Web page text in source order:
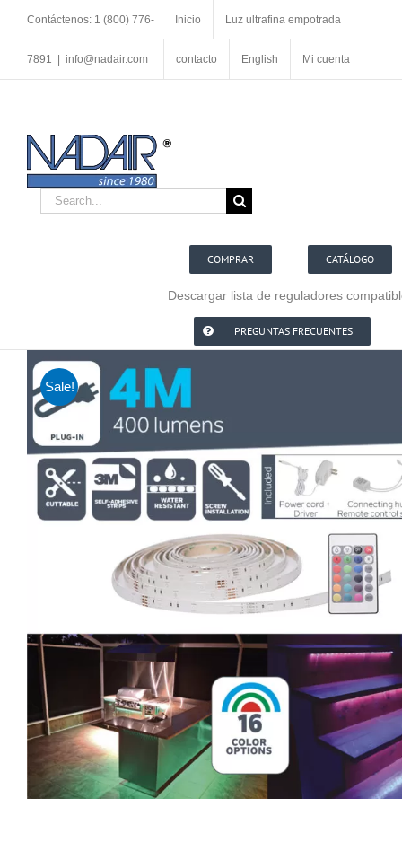
Contáctenos: 1 (800) 776-
7891 info@nadair.com
Inicio Luz ultrafina empotrada
contacto English Mi cuenta
Search
for:
COMPRAR CATÁLOGO
Descargar lista de reguladores
PREGUNTAS FRECUENTES
Sale!